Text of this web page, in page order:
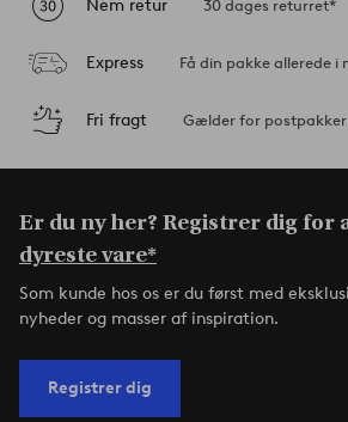
Nem retur 30 dages returret*
Express Få din pakke allerede i
Fri fragt Gælder for postpakker
Er du ny her? Registrer dig for
dyreste vare*
Som kunde hos os er du først med
nyheder og masser af inspiration.
Registrer dig